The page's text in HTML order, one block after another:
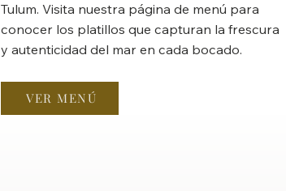
Tulum. Visita nuestra página de menú para
conocer los platillos que capturan la frescura
y autenticidad del mar en cada bocado.
VER MENÚ